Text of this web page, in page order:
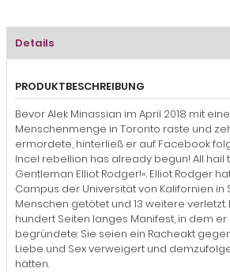
Details
PRODUKTBESCHREIBUNG
Bevor Alek Minassian im April 2018 mit
Menschenmenge in Toronto raste und
ermordete, hinterließ er auf Facebook
Incel rebellion has already begun! All hail
Gentleman Elliot Rodger!«. Elliot Rodger
Campus der Universität von Kalifornien in
Menschen getötet und 13 weitere
hundert Seiten langes Manifest, in dem er
begründete: Sie seien ein Racheakt
Liebe und Sex verweigert und
hätten.